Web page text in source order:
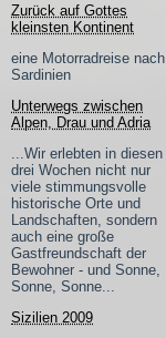
Zurück auf Gottes
kleinsten Kontinent
eine Motorradreise nach
Sardinien
Unterwegs zwischen
Alpen, Drau und Adria
...Wir erlebten in diesen
drei Wochen nicht nur
viele stimmungsvolle
historische Orte und
Landschaften, sondern
auch eine große
Gastfreundschaft der
Bewohner - und Sonne,
Sonne, Sonne...
Sizilien 2009